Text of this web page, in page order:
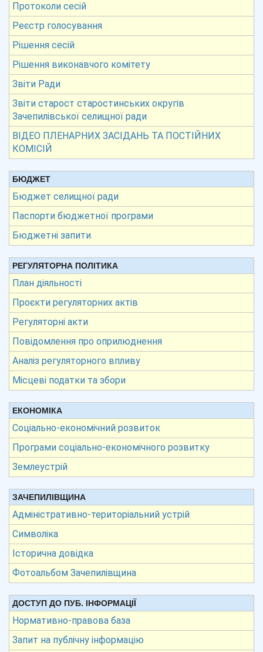
Протоколи сесій
Реєстр голосування
Рішення сесій
Рішення виконавчого комітету
Звіти Ради
Звіти старост старостинських округів
Зачепилівської селищної ради
ВІДЕО ПЛЕНАРНИХ ЗАСІДАНЬ ТА ПОСТІЙНИХ
КОМІСІЙ
БЮДЖЕТ
Бюджет селищної ради
Паспорти бюджетної програми
Бюджетні запити
РЕГУЛЯТОРНА ПОЛІТИКА
План діяльності
Проєкти регуляторних актів
Регуляторні акти
Повідомлення про оприлюднення
Аналіз регуляторного впливу
Місцеві податки та збори
ЕКОНОМІКА
Соціально-економічний розвиток
Програми соціально-економічного розвитку
Землеустрій
ЗАЧЕПИЛІВЩИНА
Адміністративно-територіальний устрій
Символіка
Історична довідка
Фотоальбом Зачепилівщина
ДОСТУП ДО ПУБ. ІНФОРМАЦІЇ
Нормативно-правова база
Запит на публічну інформацію